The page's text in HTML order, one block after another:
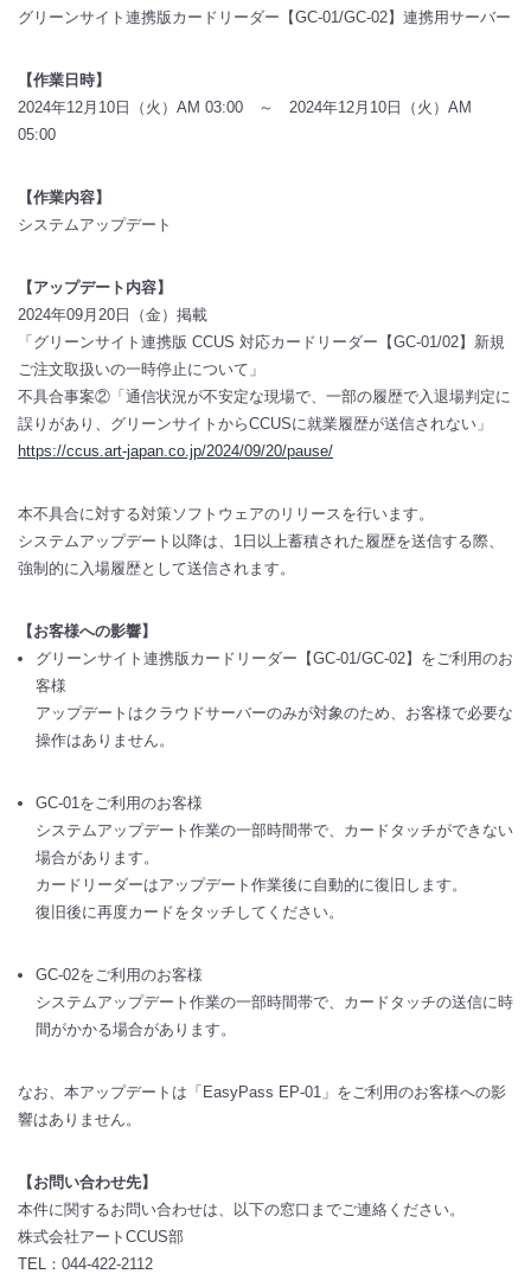
グリーンサイト連携版カードリーダー【GC-01/GC-02】連携用サーバー
【作業日時】
2024年12月10日（火）AM 03:00 ～ 2024年12月10日（火）AM
05:00
【作業内容】
システムアップデート
【アップデート内容】
2024年09月20日（金）掲載
「グリーンサイト連携版 CCUS 対応カードリーダー【GC-01/02】新規
ご注文取扱いの一時停止について」
不具合事案②「通信状況が不安定な現場で、一部の履歴で入退場判定に
誤りがあり、グリーンサイトからCCUSに就業履歴が送信されない」
https://ccus.art-japan.co.jp/2024/09/20/pause/
本不具合に対する対策ソフトウェアのリリースを行います。
システムアップデート以降は、1日以上蓄積された履歴を送信する際、
強制的に入場履歴として送信されます。
【お客様への影響】
グリーンサイト連携版カードリーダー【GC-01/GC-02】をご利用のお
客様
アップデートはクラウドサーバーのみが対象のため、お客様で必要な
操作はありません。
GC-01をご利用のお客様
システムアップデート作業の一部時間帯で、カードタッチができない
場合があります。
カードリーダーはアップデート作業後に自動的に復旧します。
復旧後に再度カードをタッチしてください。
GC-02をご利用のお客様
システムアップデート作業の一部時間帯で、カードタッチの送信に時
間がかかる場合があります。
なお、本アップデートは「EasyPass EP-01」をご利用のお客様への影
響はありません。
【お問い合わせ先】
本件に関するお問い合わせは、以下の窓口までご連絡ください。
株式会社アートCCUS部
TEL：044-422-2112